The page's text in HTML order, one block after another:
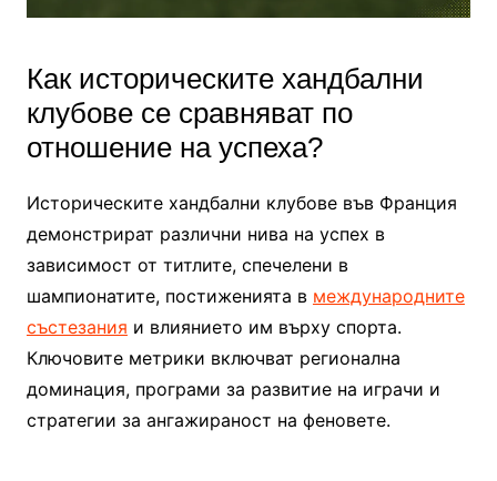
Как историческите хандбални
клубове се сравняват по
отношение на успеха?
Историческите хандбални клубове във Франция
демонстрират различни нива на успех в
зависимост от титлите, спечелени в
шампионатите, постиженията в международните
състезания и влиянието им върху спорта.
Ключовите метрики включват регионална
доминация, програми за развитие на играчи и
стратегии за ангажираност на феновете.